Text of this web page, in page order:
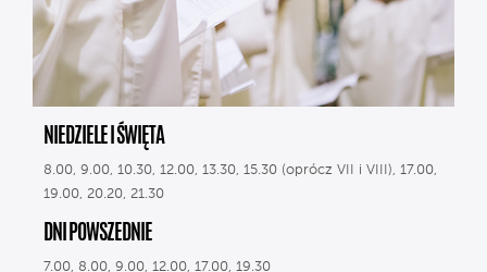
NIEDZIELE I ŚWIĘTA
8.00, 9.00, 10.30, 12.00, 13.30, 15.30 (oprócz VII i VIII), 17.00,
19.00, 20.20, 21.30
DNI POWSZEDNIE
7.00, 8.00, 9.00, 12.00, 17.00, 19.30